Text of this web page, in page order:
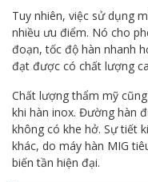
Tuy nhiên, việc sử dụng
nhiều ưu điểm. Nó cho
đoạn, tốc độ hàn nhanh
đạt được có chất lượng
Chất lượng thẩm mỹ
khi hàn inox. Đường hàn
không có khe hở. Sự tiết
khác, do máy hàn MIG
biến tần hiện đại.